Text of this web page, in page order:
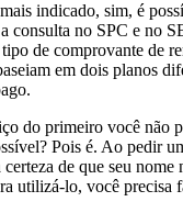
indicado, sim, é
consulta no SPC e no
de comprovante de
em dois planos
do primeiro você não
Pois é. Ao pedir
de que seu nome
utilizá-lo, você precisa